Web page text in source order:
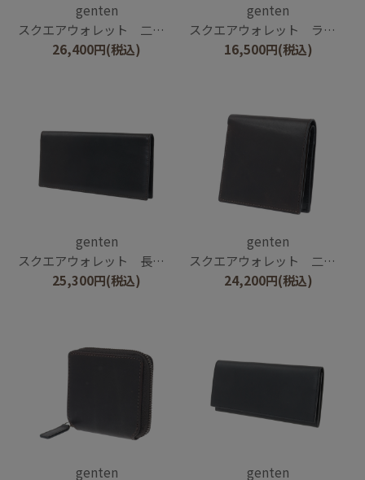
genten
スクエアウォレット 二つ折り財布
26,400円(税込)
genten
スクエアウォレット ラウンドコインケース
16,500円(税込)
genten
スクエアウォレット 長財布
25,300円(税込)
genten
スクエアウォレット 二つ折り財布
24,200円(税込)
genten genten